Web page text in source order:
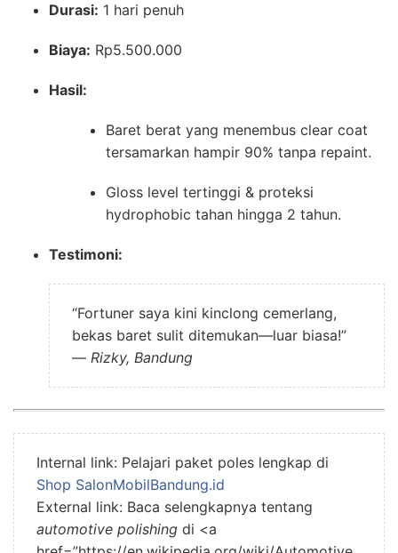
Durasi: 1 hari penuh
Biaya: Rp5.500.000
Hasil:
Baret berat yang menembus clear coat
tersamarkan hampir 90% tanpa repaint.
Gloss level tertinggi & proteksi
hydrophobic tahan hingga 2 tahun.
Testimoni:
“Fortuner saya kini kinclong cemerlang,
bekas baret sulit ditemukan—luar biasa!”
— Rizky, Bandung
Internal link: Pelajari paket poles lengkap di
Shop SalonMobilBandung.id
External link: Baca selengkapnya tentang
automotive polishing di <a